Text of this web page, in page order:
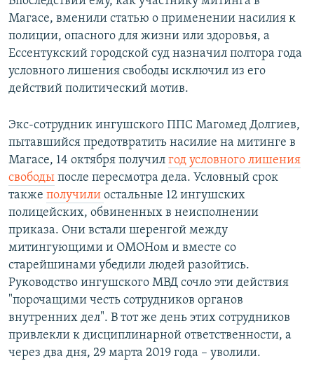
Магасе, вменили статью о применении насилия к
полиции, опасного для жизни или здоровья, а
Ессентукский городской суд назначил полтора года
условного лишения свободы исключил из его
действий политический мотив.
Экс-сотрудник ингушского ППС Магомед Долгиев,
пытавшийся предотвратить насилие на митинге в
Магасе, 14 октября получил год условного лишения
свободы после пересмотра дела. Условный срок
также получили остальные 12 ингушских
полицейских, обвиненных в неисполнении
приказа. Они встали шеренгой между
митингующими и ОМОНом и вместе со
старейшинами убедили людей разойтись.
Руководство ингушского МВД сочло эти действия
"порочащими честь сотрудников органов
внутренних дел". В тот же день этих сотрудников
привлекли к дисциплинарной ответственности, а
через два дня, 29 марта 2019 года – уволили.